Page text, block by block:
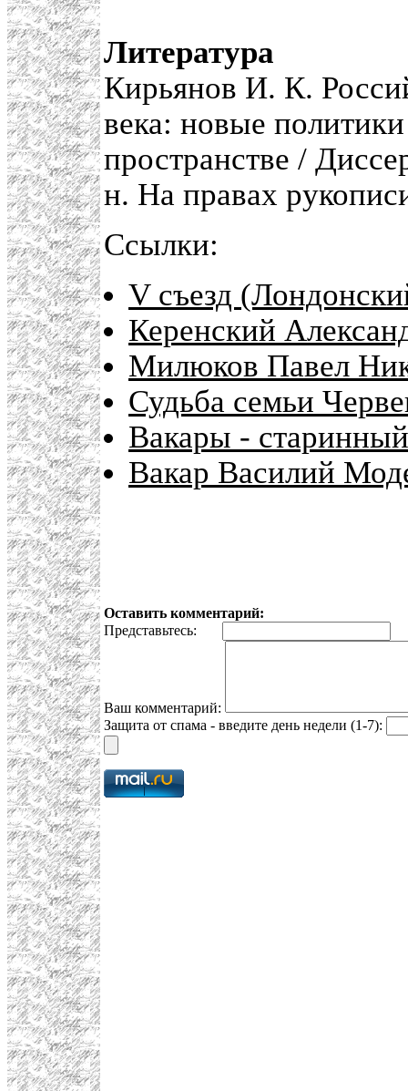
Литература
Кирьянов И. К.
века: новые
пространстве /
н. На правах
Ссылки:
V съезд
Керенский
Милюков Павел
Судьба семьи
Вакары -
Вакар Василий
Оставить комментарий:
Представьтесь:
Ваш комментарий:
Защита от спама - введите день недели (1-7):